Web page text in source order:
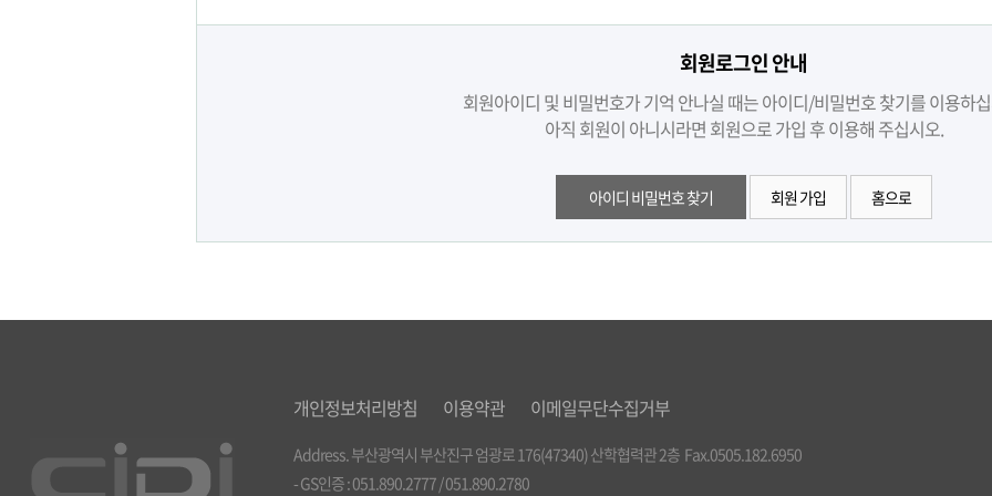
회원로그인 안내
회원아이디 및 비밀번호가 기억 안나실 때는 아이디/비밀번호 찾기를 이용하
아직 회원이 아니시라면 회원으로 가입 후 이용해 주십시오.
아이디 비밀번호 찾기 회원 가입 홈으로
개인정보처리방침 이용약관 이메일무단수집거부
Address. 부산광역시 부산진구 엄광로 176(47340) 산학협력관 2층 Fax.0505.182.6950
- GS인증 : 051.890.2777 / 051.890.2780